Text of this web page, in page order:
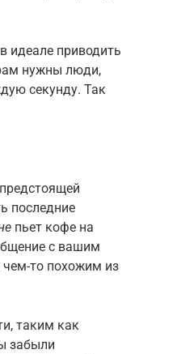
идеале приводить
нужны люди,
секунду. Так
последние
пьет кофе на
с вашим
то похожим из
таким как
забыли